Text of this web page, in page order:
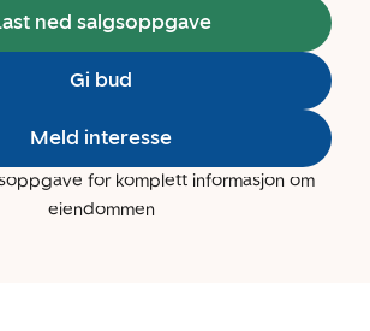
ned salgsoppgave
Gi bud
Meld interesse
for komplett informasjon om
eiendommen